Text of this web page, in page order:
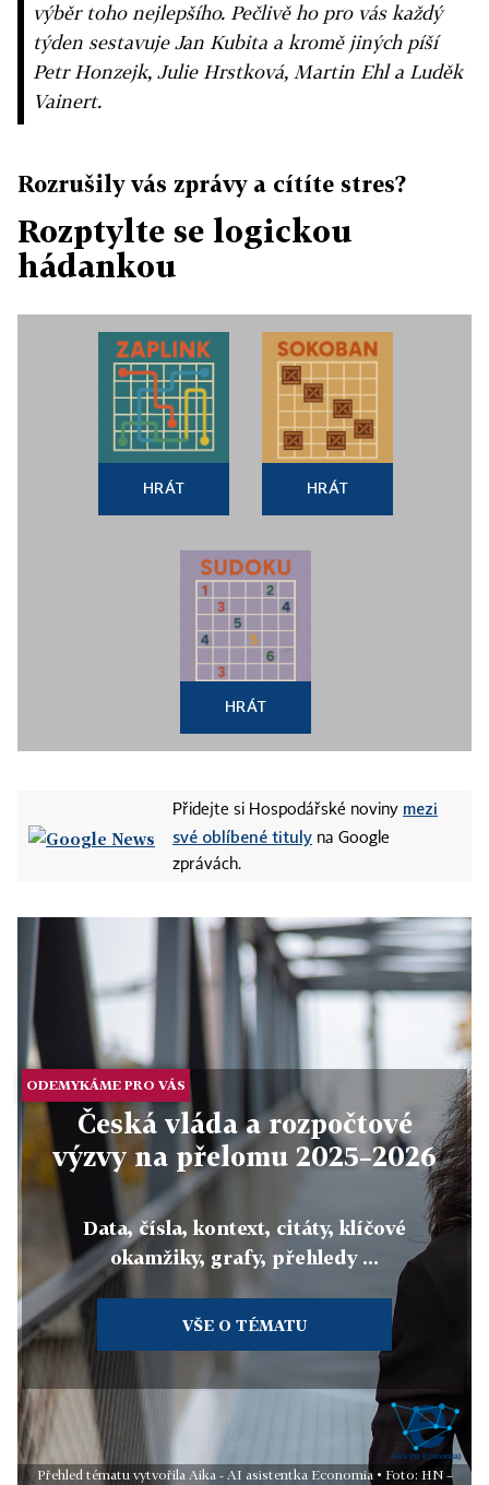
výběr toho nejlepšího. Pečlivě ho pro vás každý
týden sestavuje Jan Kubita a kromě jiných píší
Petr Honzejk, Julie Hrstková, Martin Ehl a Luděk
Vainert.
Rozrušily vás zprávy a cítíte stres?
Rozptylte se logickou
hádankou
HRÁT HRÁT
HRÁT
Přidejte si Hospodářské noviny mezi
své oblíbené tituly na Google
zprávách.
ODEMYKÁME PRO VÁS
Česká vláda a rozpočtové
výzvy na přelomu 2025–2026
Data, čísla, kontext, citáty, klíčové
okamžiky, grafy, přehledy ...
VŠE O TÉMATU
Přehled tématu vytvořila Aika - AI asistentka Economia • Foto: HN –